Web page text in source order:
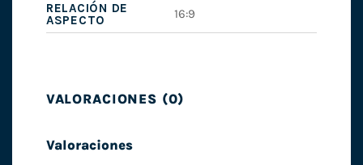
RELACIÓN DE
ASPECTO
16:9
VALORACIONES (0)
Valoraciones